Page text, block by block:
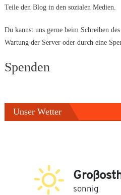
Teile den Blog in den sozialen Medien.
Du kannst uns gerne beim Schreiben
Wartung der Server oder durch eine
Spenden
Unser Wetter
sonnig